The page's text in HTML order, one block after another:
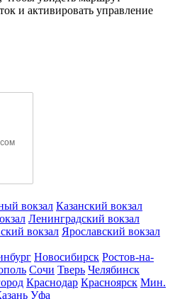
и активировать управление
вокзал Казанский вокзал
Ленинградский вокзал
вокзал Ярославский вокзал
Новосибирск Ростов-на-
Сочи Тверь Челябинск
Краснодар Красноярск Мин.
Уфа